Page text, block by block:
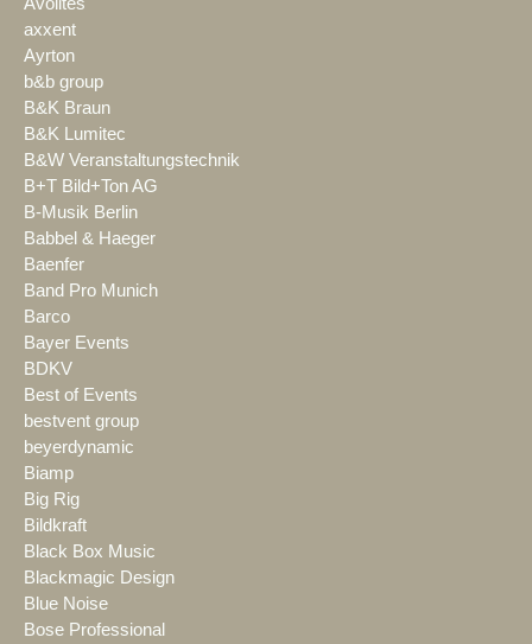
axxent
Ayrton
b&b group
B&K Braun
B&K Lumitec
B&W Veranstaltungstechnik
B+T Bild+Ton AG
B-Musik Berlin
Babbel & Haeger
Baenfer
Band Pro Munich
Barco
Bayer Events
BDKV
Best of Events
bestvent group
beyerdynamic
Biamp
Big Rig
Bildkraft
Black Box Music
Blackmagic Design
Blue Noise
Bose Professional